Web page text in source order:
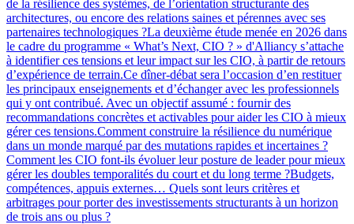
de la résilience des systèmes, de l’orientation structurante des
architectures, ou encore des relations saines et pérennes avec ses
partenaires technologiques ?La deuxième étude menée en 2026 dans
le cadre du programme « What’s Next, CIO ? » d'Alliancy s’attache
à identifier ces tensions et leur impact sur les CIO, à partir de retours
d’expérience de terrain.Ce dîner-débat sera l’occasion d’en restituer
les principaux enseignements et d’échanger avec les professionnels
qui y ont contribué. Avec un objectif assumé : fournir des
recommandations concrètes et activables pour aider les CIO à mieux
gérer ces tensions.Comment construire la résilience du numérique
dans un monde marqué par des mutations rapides et incertaines ?
Comment les CIO font-ils évoluer leur posture de leader pour mieux
gérer les doubles temporalités du court et du long terme ?Budgets,
compétences, appuis externes… Quels sont leurs critères et
arbitrages pour porter des investissements structurants à un horizon
de trois ans ou plus ?